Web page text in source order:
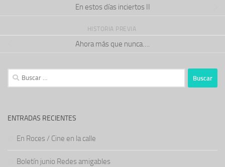
En estos días inciertos II
HISTORIA PREVIA
Ahora más que nunca….
Buscar:
ENTRADAS RECIENTES
En Roces / Cine en la calle
Boletín junio Redes amigables